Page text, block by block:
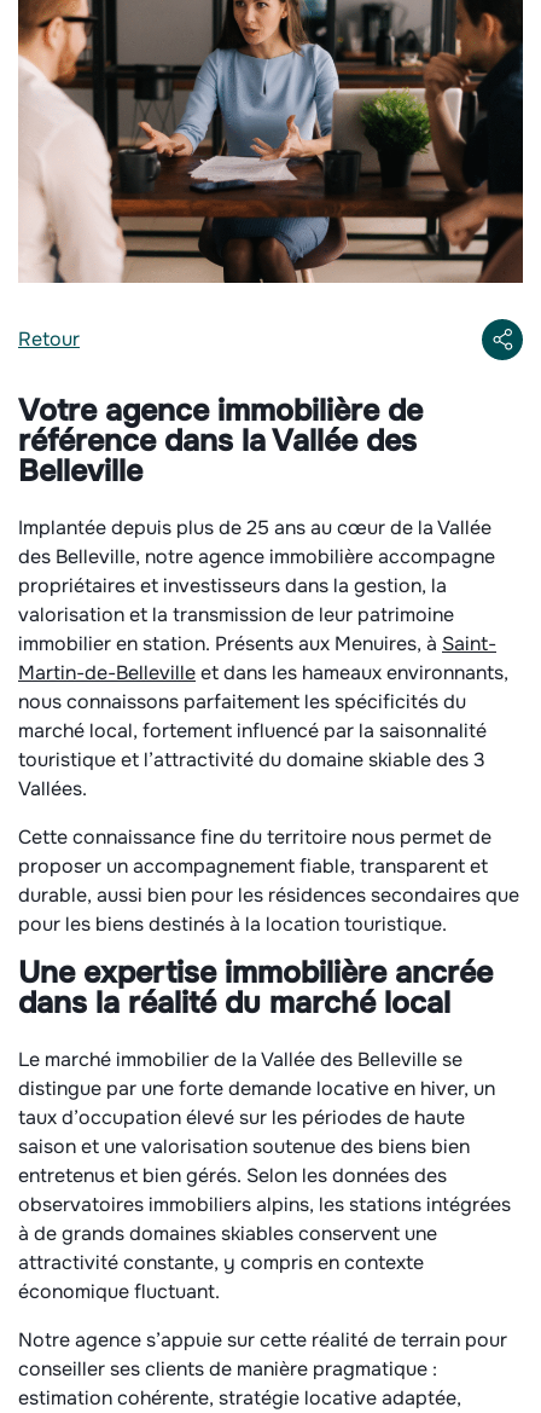
Retour
Votre agence immobilière de
référence dans la Vallée des
Belleville
Implantée depuis plus de 25 ans au cœur de la Vallée
des Belleville, notre agence immobilière accompagne
propriétaires et investisseurs dans la gestion, la
valorisation et la transmission de leur patrimoine
immobilier en station. Présents aux Menuires, à Saint-
Martin-de-Bellevilleet dans les hameaux environnants,
nous connaissons parfaitement les spécificités du
marché local, fortement influencé par la saisonnalité
touristique et l’attractivité du domaine skiable des 3
Vallées.
Cette connaissance fine du territoire nous permet de
proposer un accompagnement fiable, transparent et
durable, aussi bien pour les résidences secondaires que
pour les biens destinés à la location touristique.
Une expertise immobilière ancrée
dans la réalité du marché local
Le marché immobilier de la Vallée des Belleville se
distingue par une forte demande locative en hiver, un
taux d’occupation élevé sur les périodes de haute
saison et une valorisation soutenue des biens bien
entretenus et bien gérés. Selon les données des
observatoires immobiliers alpins, les stations intégrées
à de grands domaines skiables conservent une
attractivité constante, y compris en contexte
économique fluctuant.
Notre agence s’appuie sur cette réalité de terrain pour
conseiller ses clients de manière pragmatique :
estimation cohérente, stratégie locative adaptée,